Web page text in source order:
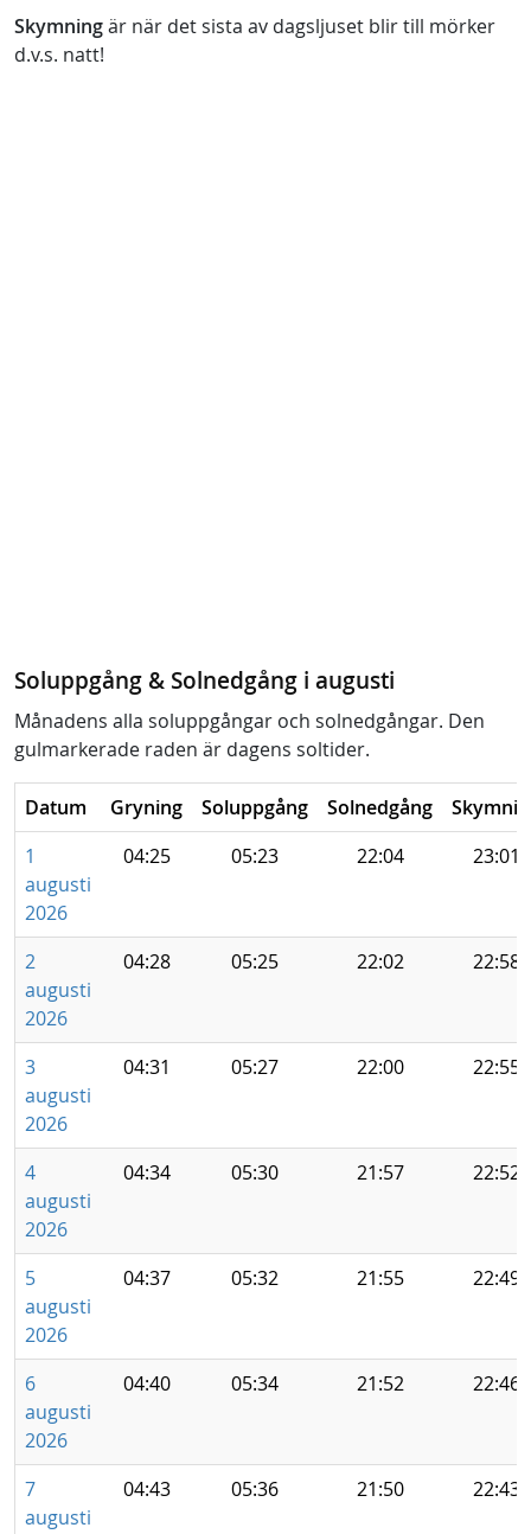
Skymningär när det sista av dagsljuset blir till mörker
d.v.s. natt!
Soluppgång & Solnedgång i augusti
Månadens alla soluppgångar och solnedgångar. Den
gulmarkerade raden är dagens soltider.
Datum Gryning Soluppgång Solnedgång
1
augusti
2026
04:25 05:23 22:04 23:01
2
augusti
2026
04:28 05:25 22:02 22:58
3
augusti
2026
04:31 05:27 22:00 22:55
4
augusti
2026
04:34 05:30 21:57 22:52
5
augusti
2026
04:37 05:32 21:55 22:49
6
augusti
2026
04:40 05:34 21:52 22:46
7
augusti
04:43 05:36 21:50 22:43